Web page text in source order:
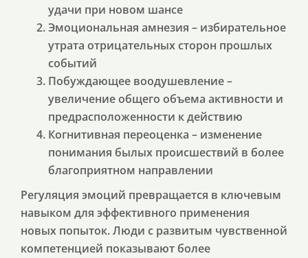
удачи при новом шансе
Эмоциональная амнезия – избирательное
утрата отрицательных сторон прошлых
событий
Побуждающее воодушевление –
увеличение общего объема активности и
предрасположенности к действию
Когнитивная переоценка – изменение
понимания былых происшествий в более
благоприятном направлении
Регуляция эмоций превращается в ключевым
навыком для эффективного применения
новых попыток. Люди с развитым чувственной
компетенцией показывают более